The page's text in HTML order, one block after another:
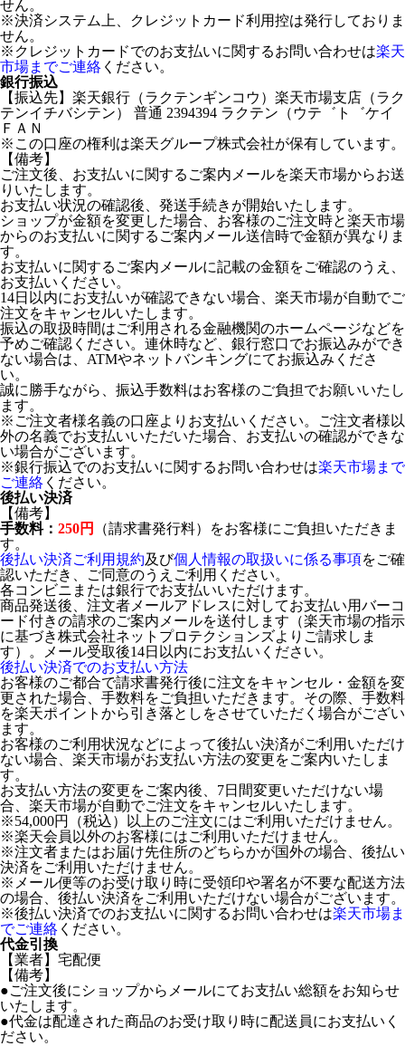
せん。
※決済システム上、クレジットカード利用控は発行しておりま
せん。
※クレジットカードでのお支払いに関するお問い合わせは楽天
市場までご連絡 ください。
銀行振込
【振込先】楽天銀行（ラクテンギンコウ）楽天市場支店（ラク
テンイチバシテン） 普通 2394394 ラクテン（ウテ゛ト゛ケイ
ＦＡＮ
※この口座の権利は楽天グループ株式会社が保有しています。
【備考】
ご注文後、お支払いに関するご案内メールを楽天市場からお送
りいたします。
お支払い状況の確認後、発送手続きが開始いたします。
ショップが金額を変更した場合、お客様のご注文時と楽天市場
からのお支払いに関するご案内メール送信時で金額が異なりま
す。
お支払いに関するご案内メールに記載の金額をご確認のうえ、
お支払いください。
14日以内にお支払いが確認できない場合、楽天市場が自動でご
注文をキャンセルいたします。
振込の取扱時間はご利用される金融機関のホームページなどを
予めご確認ください。連休時など、銀行窓口でお振込みができ
ない場合は、ATMやネットバンキングにてお振込みくださ
い。
誠に勝手ながら、振込手数料はお客様のご負担でお願いいたし
ます。
※ご注文者様名義の口座よりお支払いください。ご注文者様以
外の名義でお支払いいただいた場合、お支払いの確認ができな
い場合がございます。
※銀行振込でのお支払いに関するお問い合わせは楽天市場まで
ご連絡 ください。
後払い決済
【備考】
手数料： 250円
（請求書発行料）をお客様にご負担いただきま
す。
後払い決済ご利用規約及び個人情報の取扱いに係る事項をご確
認いただき、ご同意のうえご利用ください。
各コンビニまたは銀行でお支払いいただけます。
商品発送後、注文者メールアドレスに対してお支払い用バーコ
ード付きの請求のご案内メールを送付します（楽天市場の指示
に基づき株式会社ネットプロテクションズよりご請求しま
す）。メール受取後14日以内にお支払いください。
後払い決済でのお支払い方法
お客様のご都合で請求書発行後に注文をキャンセル・金額を変
更された場合、手数料をご負担いただきます。その際、手数料
を楽天ポイントから引き落としをさせていただく場合がござい
ます。
お客様のご利用状況などによって後払い決済がご利用いただけ
ない場合、楽天市場がお支払い方法の変更をご案内いたしま
す。
お支払い方法の変更をご案内後、7日間変更いただけない場
合、楽天市場が自動でご注文をキャンセルいたします。
※54,000円（税込）以上のご注文にはご利用いただけません。
※楽天会員以外のお客様にはご利用いただけません。
※注文者またはお届け先住所のどちらかが国外の場合、後払い
決済をご利用いただけません。
※メール便等のお受け取り時に受領印や署名が不要な配送方法
の場合、後払い決済をご利用いただけない場合がございます。
※後払い決済でのお支払いに関するお問い合わせは楽天市場ま
でご連絡 ください。
代金引換
【業者】宅配便
【備考】
●ご注文後にショップからメールにてお支払い総額をお知らせ
いたします。
●代金は配達された商品のお受け取り時に配送員にお支払いく
ださい。